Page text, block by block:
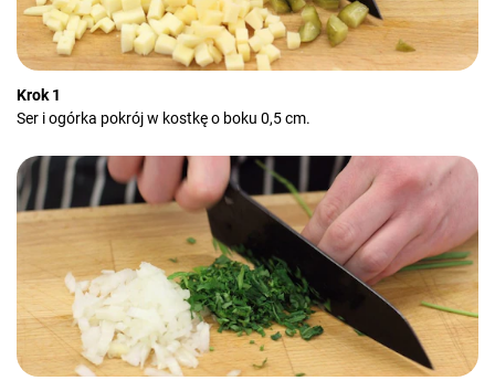
Krok 1
Ser i ogórka pokrój w kostkę o boku 0,5 cm.